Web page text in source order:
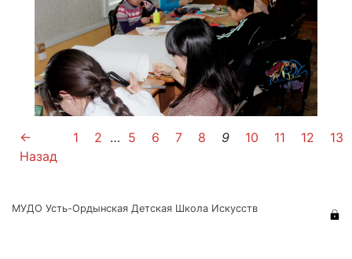
←
Назад
1 2 … 5 6 7 8 9 10 11 12 13
МУДО Усть-Ордынская Детская Школа Искусств